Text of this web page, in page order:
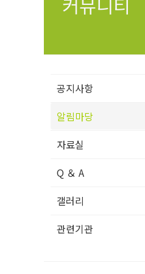
공지사항
알림마당
자료실
Q ＆ A
갤러리
관련기관